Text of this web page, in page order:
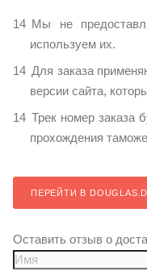
Мы не
используем их.
Для заказа
версии сайта,
Трек номер заказа
прохождения
ПЕРЕЙТИ В
Оставить отзыв о